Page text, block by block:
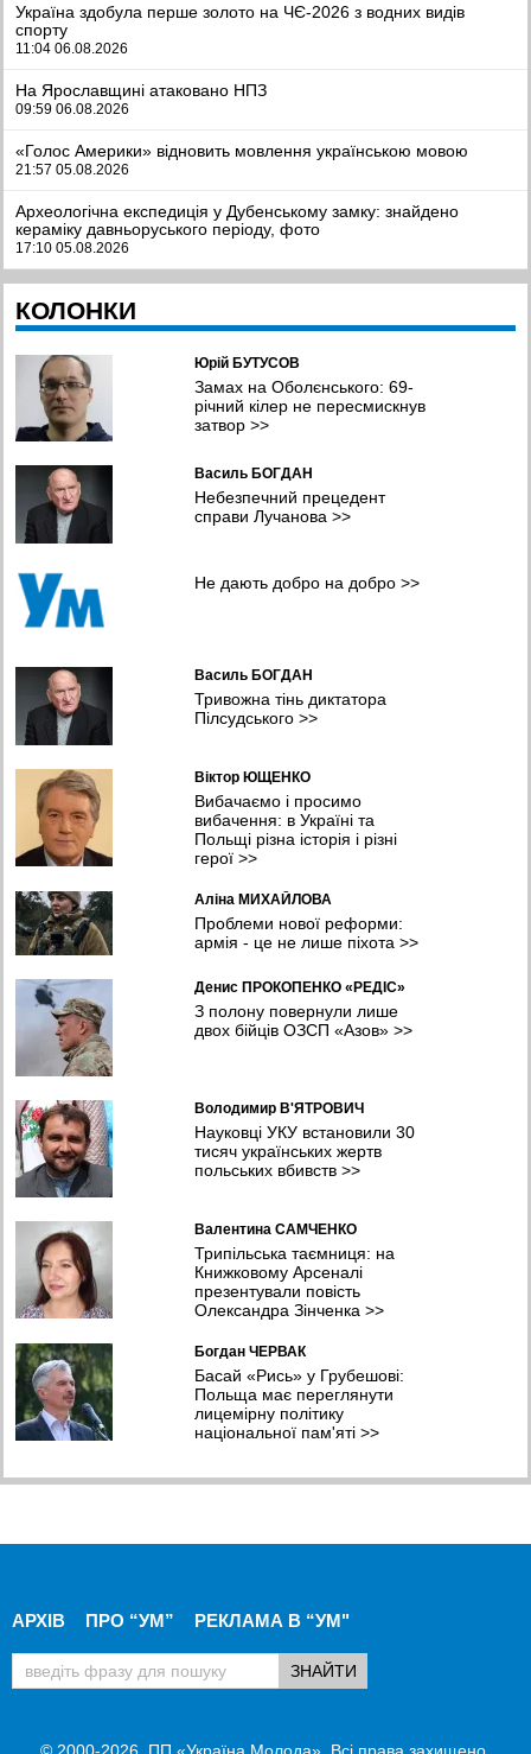
Україна здобула перше золото на ЧЄ-2026 з водних видів
спорту
11:04 06.08.2026
На Ярославщині атаковано НПЗ
09:59 06.08.2026
«Голос Америки» відновить мовлення українською мовою
21:57 05.08.2026
Археологічна експедиція у Дубенському замку: знайдено
кераміку давньоруського періоду, фото
17:10 05.08.2026
рф розгортає підрозділ КНДР з балістикою для обстрілу
України, Трамп - відмовив Зеленському у ракетах для Patriot
14:06 05.08.2026
Мистецтво, що об’єднує: як понад 300 італійських дітей
відкривали для себе Україну, фото
12:03 05.08.2026
Масована атака Києва та області: значні руйнування, десятки
загиблих та поранених, фото
09:41 05.08.2026
Легкозаймисті проблеми. Чому пальне стрімко дорожчає та чи
загрожує дефіцит?
Полонений, а не дезертир. Вйськовому з Полтавщини
знадобився ще рік, щоб відновити справедливість
КОЛОНКИ
Юрій БУТУСОВ
Замах на Оболєнського: 69-
річний кілер не пересмискнув
затвор>>
Василь БОГДАН
Небезпечний прецедент
справи Лучанова >>
Не дають добро на добро>>
Василь БОГДАН
Тривожна тінь диктатора
Пілсудського>>
Віктор ЮЩЕНКО
Вибачаємо і просимо
вибачення: в Україні та
Польщі різна історія і різні
герої>>
Аліна МИХАЙЛОВА
Проблеми нової реформи:
армія - це не лише піхота >>
Денис ПРОКОПЕНКО «РЕДІС»
З полону повернули лише
двох бійців ОЗСП «Азов»>>
Володимир В'ЯТРОВИЧ
Науковці УКУ встановили 30
тисяч українських жертв
польських вбивств>>
Валентина САМЧЕНКО
Трипільська таємниця: на
Книжковому Арсеналі
презентували повість
Олександра Зінченка >>
Богдан ЧЕРВАК
Басай «Рись» у Грубешові:
Польща має переглянути
лицемірну політику
національної пам'яті>>
АРХІВ ПРО “УМ” РЕКЛАМА В “УМ"